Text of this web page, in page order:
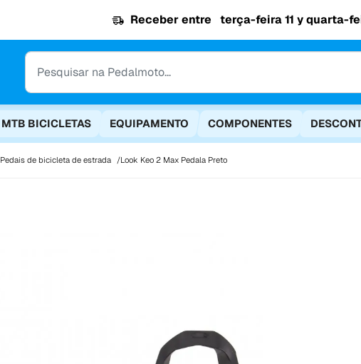
Receber entre terça-feira 11 y quarta-
MTB BICICLETAS EQUIPAMENTO COMPONENTES
Pedais de bicicleta de estrada Look Keo 2 Max Pedala Preto